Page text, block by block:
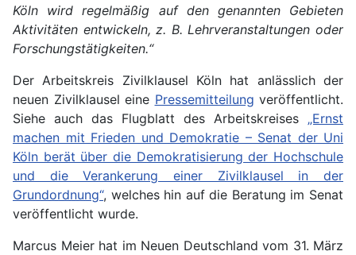
Köln wird regelmäßig auf den genannten Gebieten
Aktivitäten entwickeln, z. B. Lehrveranstaltungen oder
Forschungstätigkeiten.“
Der Arbeitskreis Zivilklausel Köln hat anlässlich der
neuen Zivilklausel eine Pressemitteilung veröffentlicht.
Siehe auch das Flugblatt des Arbeitskreises „Ernst
machen mit Frieden und Demokratie – Senat der Uni
Köln berät über die Demokratisierung der Hochschule
und die Verankerung einer Zivilklausel in der
Grundordnung“, welches hin auf die Beratung im Senat
veröffentlicht wurde.
Marcus Meier hat im Neuen Deutschland vom 31. März